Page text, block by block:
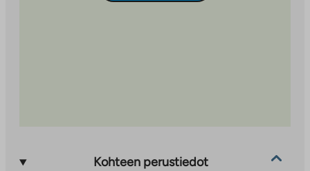
Kohteen perustiedot